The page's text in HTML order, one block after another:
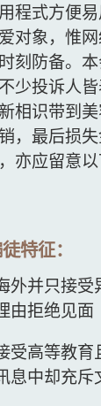
程式方便
对象，惟
刻防备。
少投诉人
相识带到
，最后损
亦应留意
特征：
外并只接受
由拒绝见面
受高等教
息中却充斥